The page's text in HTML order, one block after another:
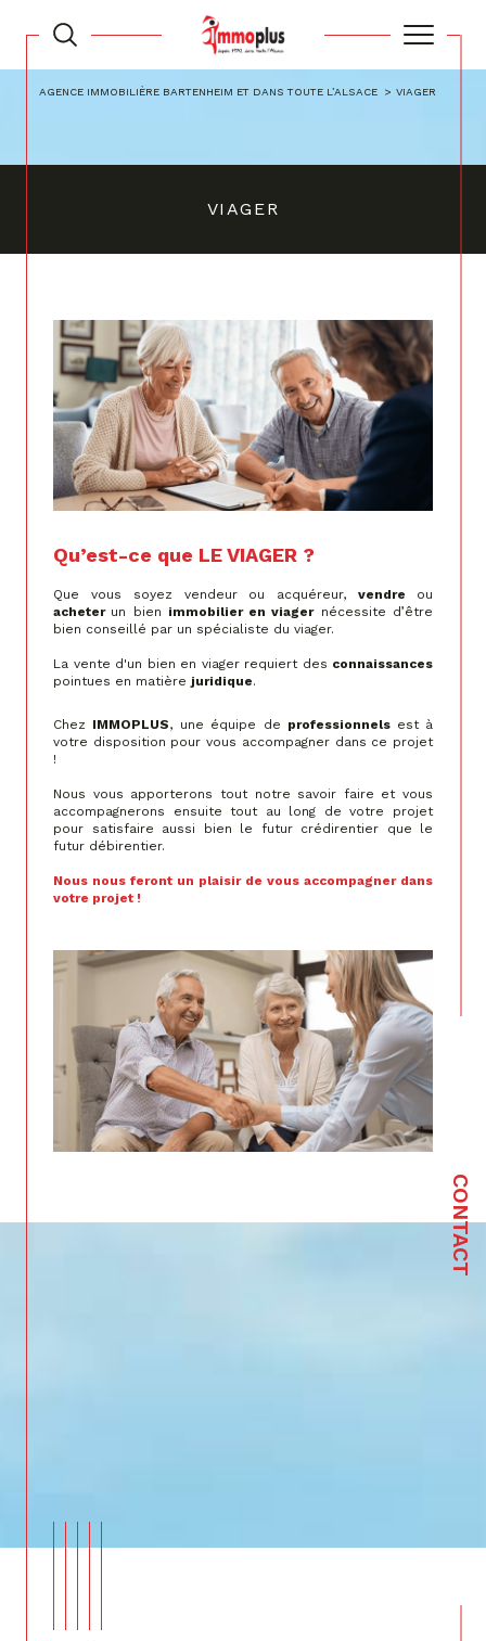
CONTACT
AGENCE IMMOBILIÈRE BARTENHEIM ET DANS TOUTE L’ALSACE VIAGER
VIAGER
Qu’est-ce que LE VIAGER ?
Que vous soyez vendeur ou acquéreur,vendre ou
acheter un bien immobilier en viagernécessite d’être
bien conseillé par un spécialiste du viager.
La vente d'un bien en viager requiert des connaissances
pointues en matière juridique.
Chez IMMOPLUS, une équipe de professionnels est à
votre disposition pour vous accompagner dans ce projet
!
Nous vous apporterons tout notre savoir faire et vous
accompagnerons ensuite tout au long de votre projet
pour satisfaire aussi bien le futur crédirentier que le
futur débirentier.
Nous nous feront un plaisir de vous accompagner dans
votre projet !